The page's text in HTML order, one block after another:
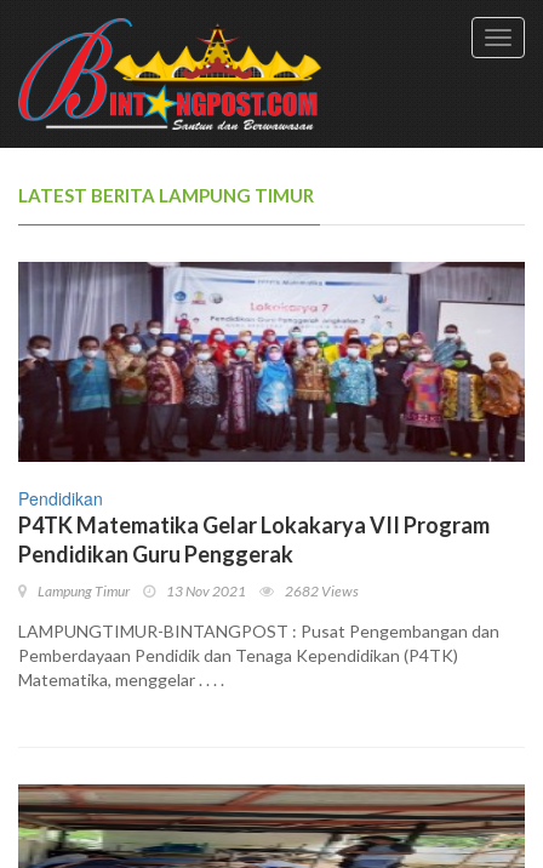
LATEST BERITA LAMPUNG TIMUR
Pendidikan
P4TK Matematika Gelar Lokakarya VII Program
Pendidikan Guru Penggerak
Lampung Timur 13 Nov 2021 2682 Views
LAMPUNGTIMUR-BINTANGPOST : Pusat Pengembangan dan
Pemberdayaan Pendidik dan Tenaga Kependidikan (P4TK)
Matematika, menggelar . . . .